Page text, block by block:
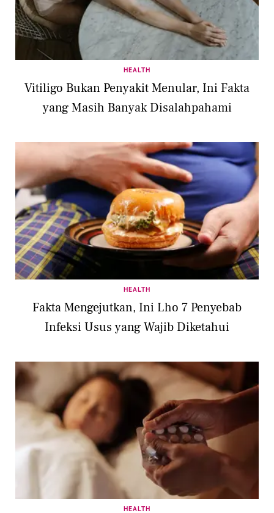
HEALTH
Vitiligo Bukan Penyakit Menular, Ini Fakta
yang Masih Banyak Disalahpahami
HEALTH
Fakta Mengejutkan, Ini Lho 7 Penyebab
Infeksi Usus yang Wajib Diketahui
HEALTH